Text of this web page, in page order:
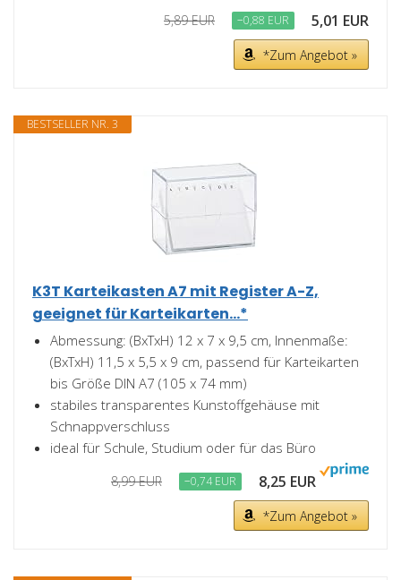
5,89 EUR −0,88 EUR 5,01 EUR
*Zum Angebot »
BESTSELLER NR. 3
K3T Karteikasten A7 mit Register A-Z,
geeignet für Karteikarten...*
Abmessung: (BxTxH) 12 x 7 x 9,5 cm, Innenmaße:
(BxTxH) 11,5 x 5,5 x 9 cm, passend für Karteikarten
bis Größe DIN A7 (105 x 74 mm)
stabiles transparentes Kunstoffgehäuse mit
Schnappverschluss
ideal für Schule, Studium oder für das Büro
8,99 EUR −0,74 EUR 8,25 EUR
*Zum Angebot »